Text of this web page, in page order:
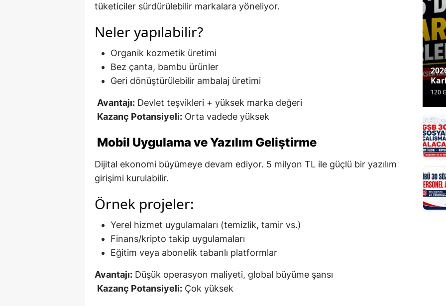
tüketiciler sürdürülebilir markalara yöneliyor.
Neler yapılabilir?
Organik kozmetik üretimi
Bez çanta, bambu ürünler
Geri dönüştürülebilir ambalaj üretimi
Avantajı: Devlet teşvikleri + yüksek marka değeri
Kazanç Potansiyeli: Orta vadede yüksek
Mobil Uygulama ve Yazılım Geliştirme
Dijital ekonomi büyümeye devam ediyor. 5 milyon TL ile güçlü bir yazılım
girişimi kurulabilir.
Örnek projeler:
Yerel hizmet uygulamaları (temizlik, tamir vs.)
Finans/kripto takip uygulamaları
Eğitim veya abonelik tabanlı platformlar
Avantajı: Düşük operasyon maliyeti, global büyüme şansı
Kazanç Potansiyeli: Çok yüksek
120